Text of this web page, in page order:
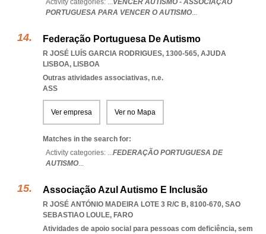
Activity categories: ...VENCER AUTISMO - ASSOCIAÇÃO
PORTUGUESA PARA VENCER O AUTISMO...
Federação Portuguesa De Autismo
R JOSÉ LUÍS GARCIA RODRIGUES, 1300-565, AJUDA
LISBOA, LISBOA
Outras atividades associativas, n.e.
ASS
Ver empresa Ver no Mapa
Matches in the search for:
Activity categories: ...FEDERAÇÃO PORTUGUESA DE
AUTISMO...
Associação Azul Autismo E Inclusão
R JOSÉ ANTÓNIO MADEIRA LOTE 3 R/C B, 8100-670, SAO
SEBASTIAO LOULE, FARO
Atividades de apoio social para pessoas com deficiência, sem